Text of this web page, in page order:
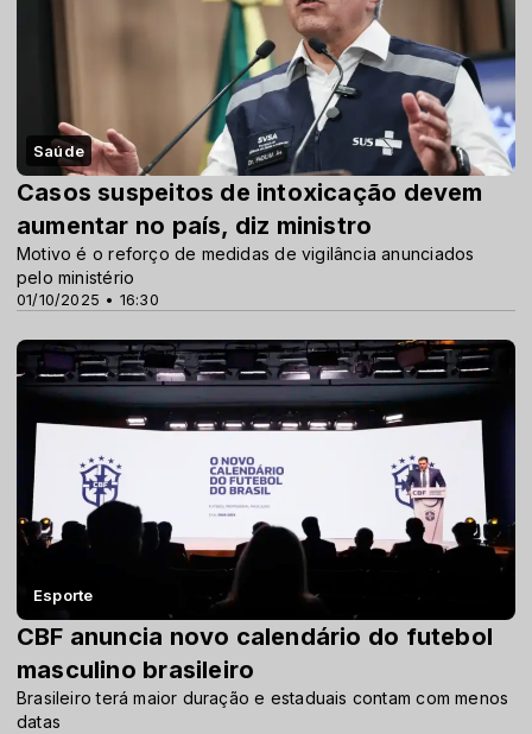
Saúde
01/10/2025 • 16:30
Casos suspeitos de intoxicação devem
aumentar no país, diz ministro
Motivo é o reforço de medidas de vigilância anunciados
pelo ministério
Esporte
CBF anuncia novo calendário do futebol
masculino brasileiro
Brasileiro terá maior duração e estaduais contam com menos
datas